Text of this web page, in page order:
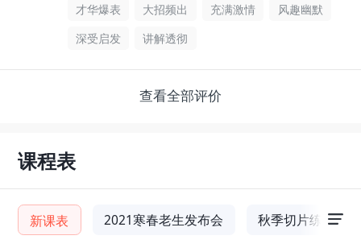
才华爆表 大招频出 充满激情
风趣幽默
深受启发
讲解透彻
查看全部评价
课程表
新课表 2021寒春老生发布会 秋季切片练习